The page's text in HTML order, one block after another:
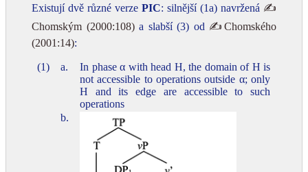
Existují dvě různé verze PIC: silnější (1a) navržená ✍
Chomským (2000:108)a slabší (3) od ✍Chomského
(2001:14):
(1) a.
In phase α with head H, the domain of H is
not accessible to operations outside α; only
H and its edge are accessible to such
operations
b.